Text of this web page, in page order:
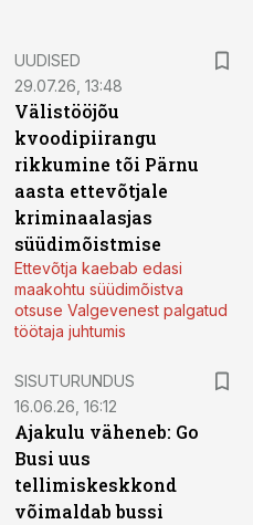
UUDISED
29.07.26, 13:48
Välistööjõu
kvoodipiirangu
rikkumine tõi Pärnu
aasta ettevõtjale
kriminaalasjas
süüdimõistmise
Ettevõtja kaebab edasi
maakohtu süüdimõistva
otsuse Valgevenest palgatud
töötaja juhtumis
SISUTURUNDUS
16.06.26, 16:12
Ajakulu väheneb: Go
Busi uus
tellimiskeskkond
võimaldab bussi